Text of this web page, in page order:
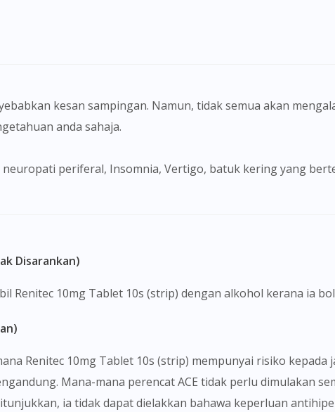
To serve you better, would you like to head over to
Continue to DoctorOnCall Singapore
kesan sampingan. Namun, tidak semua akan
anda sahaja.
Disarankan)
Renitec 10mg Tablet 10s (strip) dengan alkohol kerana ia
Renitec 10mg Tablet 10s (strip) mempunyai risiko
Mana-mana perencat ACE tidak perlu dimulakan
ia tidak dapat dielakkan bahawa keperluan